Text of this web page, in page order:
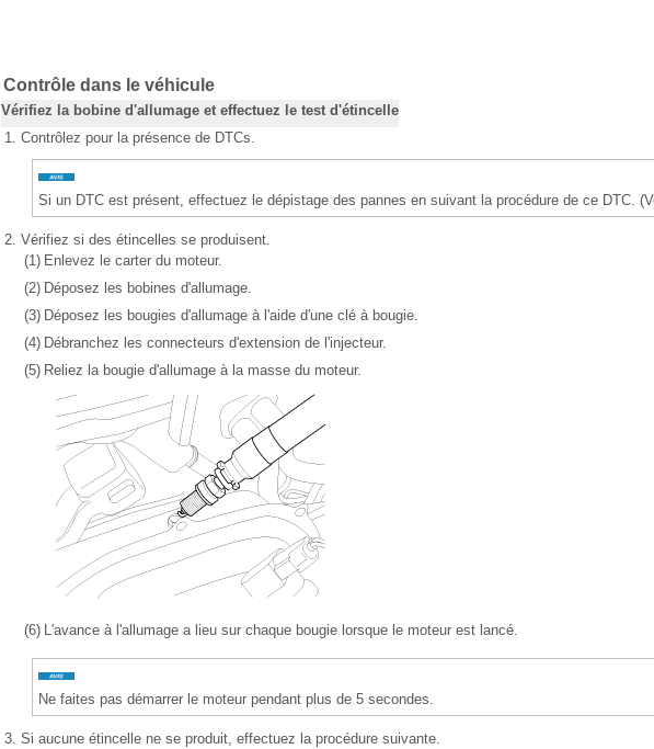
Contrôle dans le véhicule
Vérifiez la bobine d'allumage et effectuez le test d'étincelle
1. Contrôlez pour la présence de DTCs.
Si un DTC est présent, effectuez le dépistage des pannes en suivant la procédure de ce DTC.
2. Vérifiez si des étincelles se produisent.
(1) Enlevez le carter du moteur.
(2) Déposez les bobines d'allumage.
(3) Déposez les bougies d'allumage à l'aide d'une clé à bougie.
(4) Débranchez les connecteurs d'extension de l'injecteur.
(5) Reliez la bougie d'allumage à la masse du moteur.
(6) L'avance à l'allumage a lieu sur chaque bougie lorsque le moteur est lancé.
Ne faites pas démarrer le moteur pendant plus de 5 secondes.
3. Si aucune étincelle ne se produit, effectuez la procédure suivante.